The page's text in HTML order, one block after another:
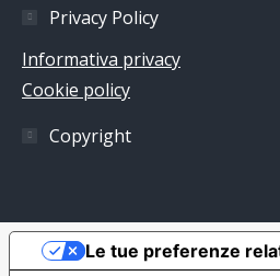
new
window
new
window
Privacy Policy
Informativa privacy
Cookie policy
Copyright
Le tue preferenze